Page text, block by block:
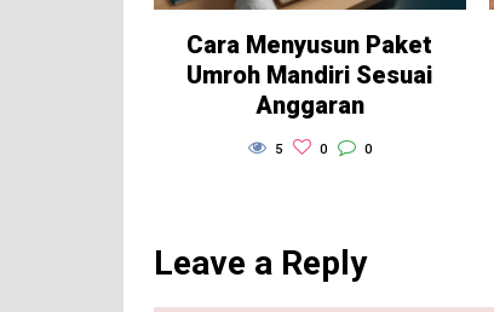
Cara Menyusun Paket
Umroh Mandiri Sesuai
Anggaran
5 0 0
Leave a Reply